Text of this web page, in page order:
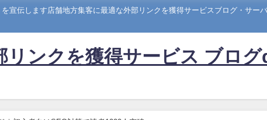
宣伝します店舗地方集客に最適な外部リンクを獲得サービスブログ・サー
リンクを獲得サービス ブロ